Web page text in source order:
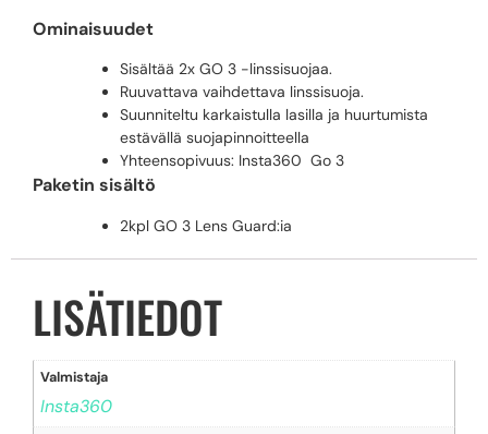
Ominaisuudet
Sisältää 2x GO 3 -linssisuojaa.
Ruuvattava vaihdettava linssisuoja.
Suunniteltu karkaistulla lasilla ja huurtumista
estävällä suojapinnoitteella
Yhteensopivuus: Insta360 Go 3
Paketin sisältö
2kpl GO 3 Lens Guard:ia
LISÄTIEDOT
Valmistaja
Insta360